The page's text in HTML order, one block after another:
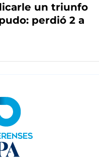
un triunfo
perdió 2 a